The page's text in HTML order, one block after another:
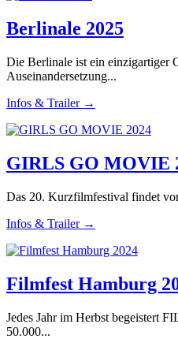
Berlinale 2025
Die Berlinale ist ein einzigartiger
Auseinandersetzung...
Infos & Trailer →
GIRLS GO MOVIE
Das 20. Kurzfilmfestival findet
Infos & Trailer →
Filmfest Hamburg
Jedes Jahr im Herbst begeistert
50.000...